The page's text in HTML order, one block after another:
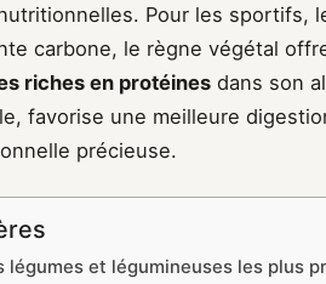
Pour les sportifs,
carbone, le règne végétal
riches en protéines dans son
favorise une meilleure
précieuse.
légumes et légumineuses les plus